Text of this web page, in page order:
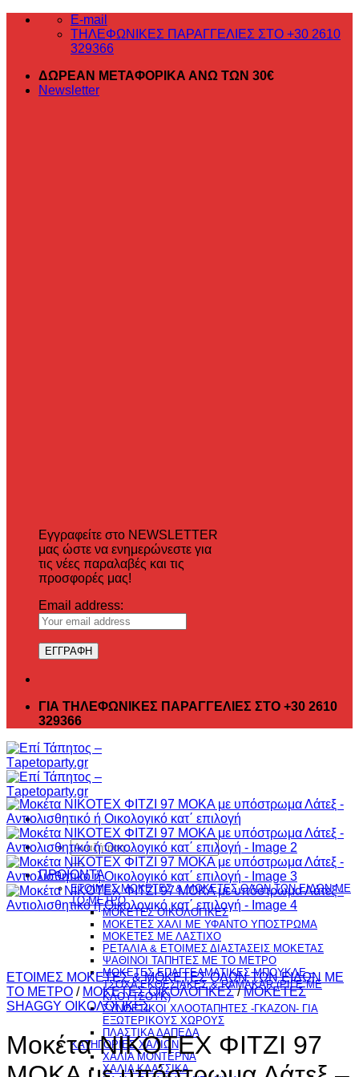
Μετάβαση
περιεχόμενο
E-mail
ΤΗΛΕΦΩΝΙΚΕΣ ΠΑΡΑΓΓΕΛΙΕΣ ΣΤΟ +30 2610
329366
ΔΩΡΕΑΝ ΜΕΤΑΦΟΡΙΚΑ ΑΝΩ ΤΩΝ 30€
Newsletter
Εγγραφείτε στο NEWSLETTER
μας ώστε να ενημερώνεστε για
τις νέες παραλαβές και τις
προσφορές μας!
Email address:
ΓΙΑ ΤΗΛΕΦΩΝΙΚΕΣ ΠΑΡΑΓΓΕΛΙΕΣ ΣΤΟ +30 2610
329366
Αναζήτηση
για:
ΠΡΟΪΟΝΤΑ
ΕΤΟΙΜΕΣ ΜΟΚΕΤΕΣ & ΜΟΚΕΤΕΣ ΟΛΩΝ ΤΩΝ ΕΙΔΩΝ ME
TO ΜΕΤΡΟ
ΜΟΚΕΤΕΣ ΟΙΚΟΛΟΓΙΚΕΣ
ΜΟΚΕΤΕΣ ΧΑΛΙ ΜΕ ΥΦΑΝΤΟ ΥΠΟΣΤΡΩΜΑ
ΜΟΚΕΤΕΣ ΜΕ ΛΑΣΤΙΧΟ
ΡΕΤΑΛΙΑ & ΕΤΟΙΜΕΣ ΔΙΑΣΤΑΣΕΙΣ ΜΟΚΕΤΑΣ
ΨΑΘINΟΙ ΤΑΠΗΤΕΣ ΜΕ ΤΟ ΜΕΤΡΟ
ΜΟΚΕΤΕΣ ΕΠΑΓΓΕΛΜΑΤΙΚΕΣ ΜΠΟΥΚΛΕ –
ΤΣΟΧΑ ΕΚΘΕΣΙΑΚΕΣ & RAMAKAR (ΡΙΓΕ ΜΕ
ΚΑΟΥΤΣΟΥΚ)
ΣΥΝΘΕΤΙΚΟΙ ΧΛΟΟΤΑΠΗΤΕΣ -ΓΚΑΖΟΝ- ΓΙΑ
ΕΞΩΤΕΡΙΚΟΥΣ ΧΩΡΟΥΣ
ΠΛΑΣΤΙΚΑ ΔΑΠΕΔΑ
ΚΑΤΗΓΟΡΙΕΣ ΧΑΛΙΩΝ
ΧΑΛΙΑ ΜΟΝΤΕΡΝΑ
ΧΑΛΙΑ ΚΛΑΣΣΙΚΑ
ΕΤΟΙΜΕΣ ΜΟΚΕΤΕΣ & ΜΟΚΕΤΕΣ ΟΛΩΝ ΤΩΝ ΕΙΔΩΝ ME
TO ΜΕΤΡΟ / ΜΟΚΕΤΕΣ ΟΙΚΟΛΟΓΙΚΕΣ / ΜΟΚΕΤΕΣ
SHAGGY OΙΚΟΛΟΓΙΚΕΣ
Μοκέτα ΝIKOTEX ΦΙΤΖΙ 97